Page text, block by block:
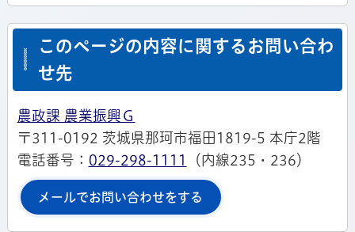
このページの内容に関するお問い合わ
せ先
農政課 農業振興Ｇ
〒311-0192 茨城県那珂市福田1819-5 本庁2階
電話番号： 029-298-1111 （内線235・236）
メールでお問い合わせをする